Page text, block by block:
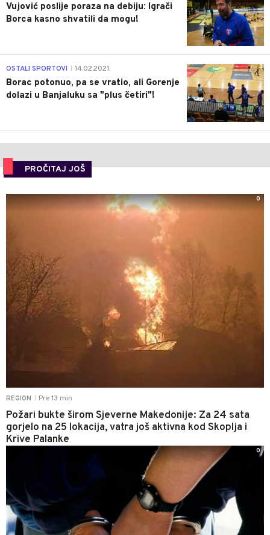
Vujović poslije poraza na debiju: Igrači
Borca kasno shvatili da mogu!
3
OSTALI SPORTOVI 14.02.2021.
Borac potonuo, pa se vratio, ali Gorenje
dolazi u Banjaluku sa "plus četiri"!
PROČITAJ JOŠ
REGION Pre 13 min
Požari bukte širom Sjeverne Makedonije: Za 24 sata
gorjelo na 25 lokacija, vatra još aktivna kod Skoplja i
Krive Palanke
0
0